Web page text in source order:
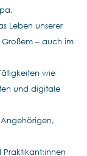
Leben unserer
– auch im
wie
und digitale
Praktikant:innen